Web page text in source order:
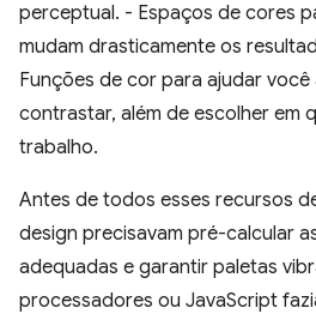
perceptual. - Espaços de cores
mudam drasticamente os
Funções de cor para ajudar você
contrastar, além de escolher em
trabalho.
Antes de todos esses recursos
design precisavam pré-calcular
adequadas e garantir paletas
processadores ou JavaScript